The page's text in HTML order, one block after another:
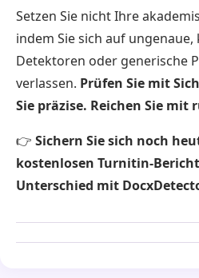
Setzen Sie nicht Ihre
indem Sie sich auf ungenaue,
Detektoren oder generische
verlassen. Prüfen Sie mit
Sie präzise. Reichen Sie mit
👉 Sichern Sie sich noch
kostenlosen Turnitin-
Unterschied mit